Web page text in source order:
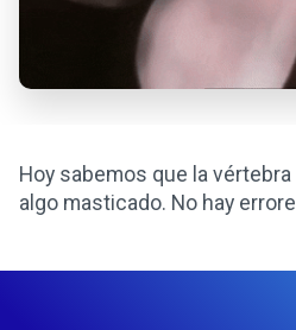
Hoy sabemos que la
algo masticado. No hay